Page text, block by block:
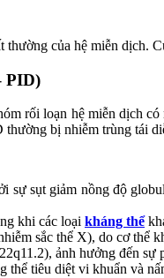
thường của hệ miễn dịch.
PID)
rối loạn hệ miễn dịch
bị nhiễm trùng tái
sự sụt giảm nồng độ
khi các loại kháng thể
sắc thể X), do cơ thể
ảnh hưởng đến
tiêu diệt vi khuẩn và